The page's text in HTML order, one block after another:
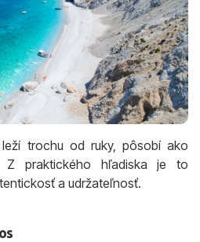
trochu od ruky, pôsobí ako
Z praktického hľadiska je to
a udržateľnosť.